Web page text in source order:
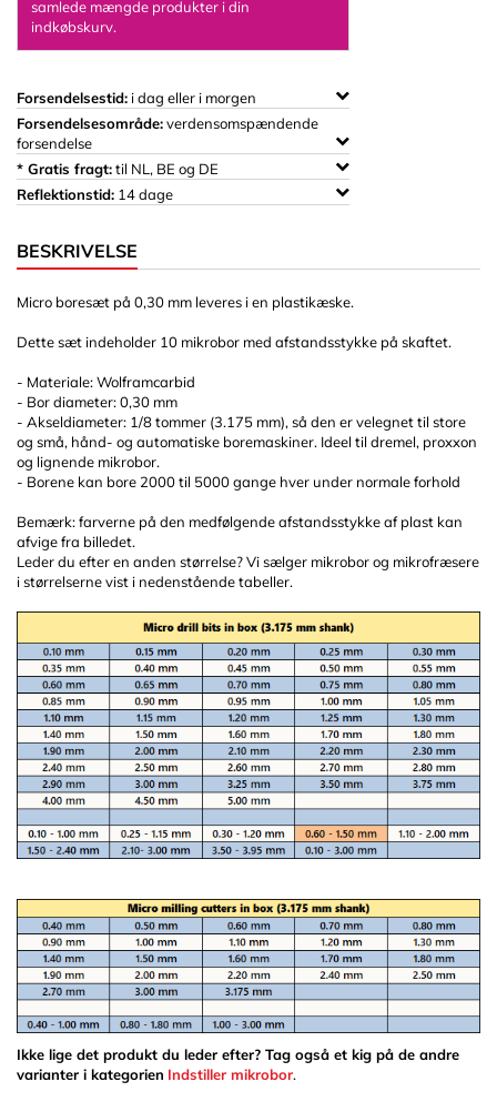
samlede mængde produkter i din
indkøbskurv.
Forsendelsestid:i dag eller i morgen
Forsendelsesområde:verdensomspændende
forsendelse
* Gratis fragt:til NL, BE og DE
Reflektionstid: 14 dage
BESKRIVELSE
Micro boresæt på 0,30 mm leveres i en plastikæske.
Dette sæt indeholder 10 mikrobor med afstandsstykke på skaftet.
- Materiale: Wolframcarbid
- Bor diameter: 0,30 mm
- Akseldiameter: 1/8 tommer (3.175 mm), så den er velegnet til store
og små, hånd- og automatiske boremaskiner. Ideel til dremel, proxxon
og lignende mikrobor.
- Borene kan bore 2000 til 5000 gange hver under normale forhold
Bemærk: farverne på den medfølgende afstandsstykke af plast kan
afvige fra billedet.
Leder du efter en anden størrelse? Vi sælger mikrobor og mikrofræsere
i størrelserne vist i nedenstående tabeller.
Ikke lige det produkt du leder efter? Tag også et kig på de andre
varianter i kategorien Indstiller mikrobor.